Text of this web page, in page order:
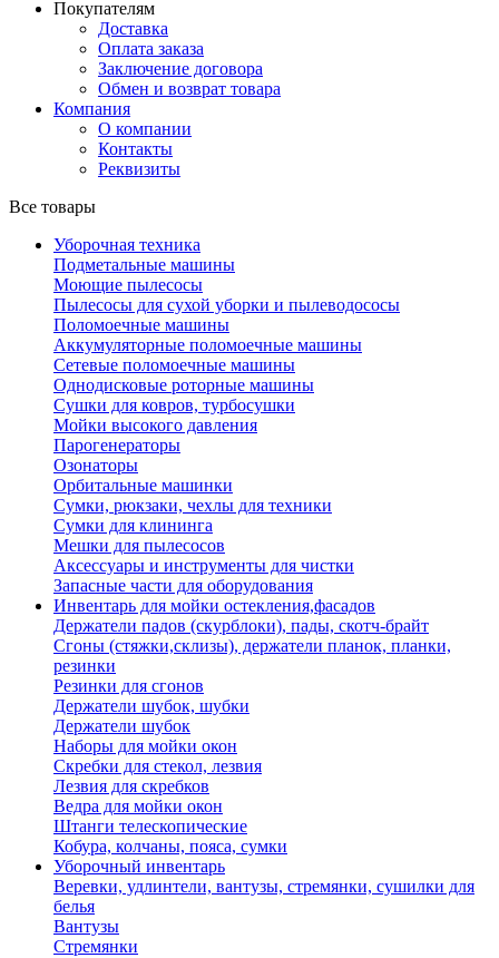
Покупателям
Доставка
Оплата заказа
Заключение договора
Обмен и возврат товара
Компания
О компании
Контакты
Реквизиты
Все товары
Уборочная техника
Подметальные машины
Моющие пылесосы
Пылесосы для сухой уборки и пылеводососы
Поломоечные машины
Аккумуляторные поломоечные машины
Сетевые поломоечные машины
Однодисковые роторные машины
Сушки для ковров, турбосушки
Мойки высокого давления
Парогенераторы
Озонаторы
Орбитальные машинки
Сумки, рюкзаки, чехлы для техники
Сумки для клининга
Мешки для пылесосов
Аксессуары и инструменты для чистки
Запасные части для оборудования
Инвентарь для мойки остекления,фасадов
Держатели падов (скурблоки), пады, скотч-брайт
Сгоны (стяжки,склизы), держатели планок, планки,
резинки
Резинки для сгонов
Держатели шубок, шубки
Держатели шубок
Наборы для мойки окон
Скребки для стекол, лезвия
Лезвия для скребков
Ведра для мойки окон
Штанги телескопические
Кобура, колчаны, пояса, сумки
Уборочный инвентарь
Веревки, удлинтели, вантузы, стремянки, сушилки для
белья
Вантузы
Стремянки